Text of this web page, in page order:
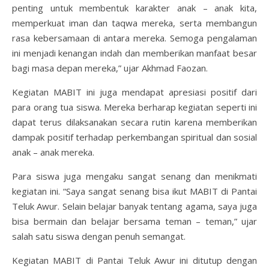
penting untuk membentuk karakter anak – anak kita,
memperkuat iman dan taqwa mereka, serta membangun
rasa kebersamaan di antara mereka. Semoga pengalaman
ini menjadi kenangan indah dan memberikan manfaat besar
bagi masa depan mereka,” ujar Akhmad Faozan.
Kegiatan MABIT ini juga mendapat apresiasi positif dari
para orang tua siswa. Mereka berharap kegiatan seperti ini
dapat terus dilaksanakan secara rutin karena memberikan
dampak positif terhadap perkembangan spiritual dan sosial
anak – anak mereka.
Para siswa juga mengaku sangat senang dan menikmati
kegiatan ini. “Saya sangat senang bisa ikut MABIT di Pantai
Teluk Awur. Selain belajar banyak tentang agama, saya juga
bisa bermain dan belajar bersama teman – teman,” ujar
salah satu siswa dengan penuh semangat.
Kegiatan MABIT di Pantai Teluk Awur ini ditutup dengan